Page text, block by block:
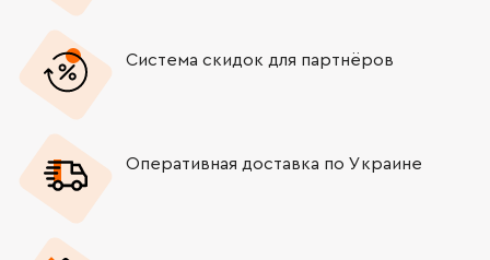
Система скидок для партнёров
Оперативная доставка по Украине